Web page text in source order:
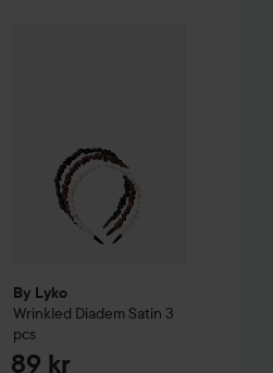
By Lyko
Wrinkled Diadem Satin 3
pcs
89 kr